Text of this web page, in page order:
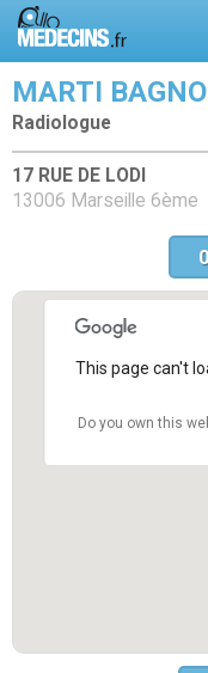
MARTI
Radiologue
17 RUE DE LODI
13006 Marseille 6ème
This page can't
Do you own this